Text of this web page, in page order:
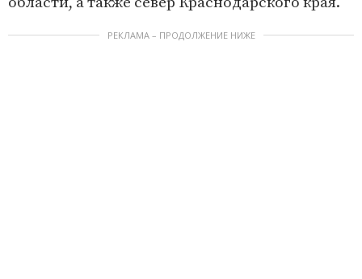
РЕКЛАМА – ПРОДОЛЖЕНИЕ НИЖЕ